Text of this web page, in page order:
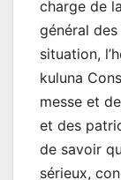
charge de
général
situation,
kuluna
messe et
et des
de savoir
sérieux,